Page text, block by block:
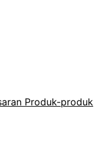
Produk-produk